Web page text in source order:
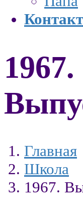
Контакт
1967.
Главная
Школа
1967.